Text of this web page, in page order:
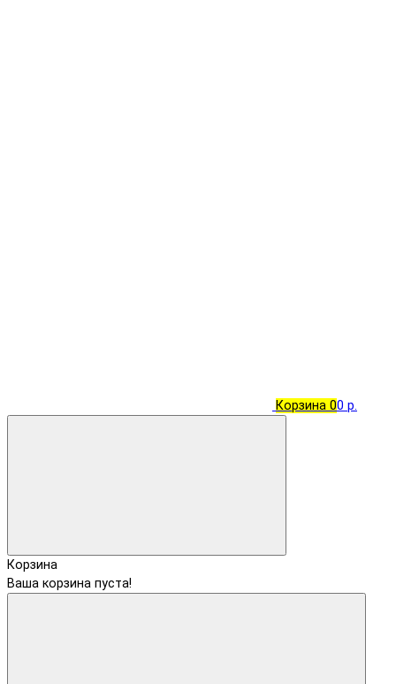
Корзина 00 р.
Корзина
Ваша корзина пуста!